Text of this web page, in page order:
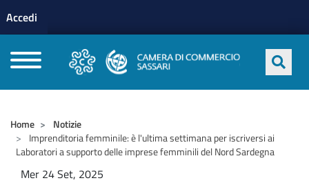
profilo utente
Accedi
Home
Notizie
Imprenditoria femminile: è l'ultima settimana per iscriversi ai
Laboratori a supporto delle imprese femminili del Nord Sardegna
Mer 24 Set, 2025